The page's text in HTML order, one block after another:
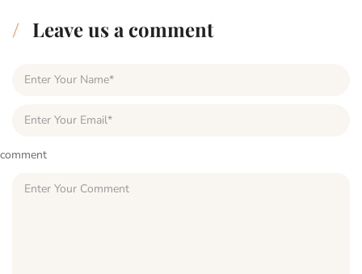
Leave us a comment
comment